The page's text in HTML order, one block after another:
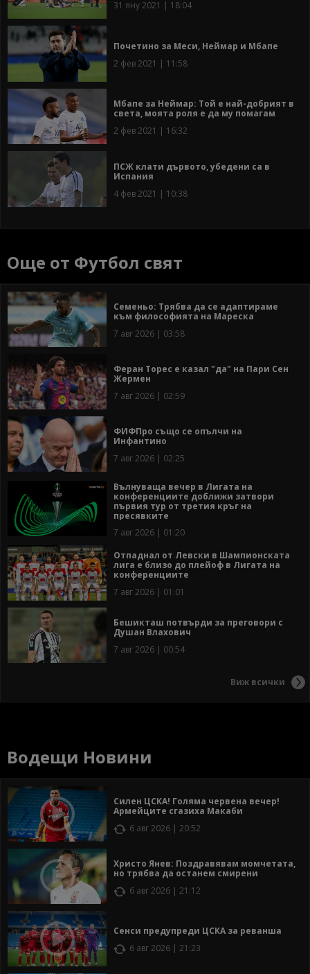
31 яну 2021 | 18:04
Почетино за Меси, Неймар и Мбапе
2 фев 2021 | 11:58
Мбапе за Неймар: Той е най-добрият в
света, моята роля е да му помагам
2 фев 2021 | 16:32
ПСЖ клати дървото, убедени са в
Испания
4 фев 2021 | 10:38
Още от Футбол свят
Семеньо: Трябва да се адаптираме
към философията на Мареска
7 авг 2026 | 03:58
Феран Торес е казал "да" на Пари Сен
Жермен
7 авг 2026 | 02:59
ФИФПро също се опълчи на
Инфантино
7 авг 2026 | 02:25
Вълнуваща вечер в Лигата на
конференциите доближи затвори
първия тур от третия кръг на
пресявките
7 авг 2026 | 01:20
Отпаднал от Левски в Шампионската
лига е близо до плейоф в Лигата на
конференциите
7 авг 2026 | 01:01
Бешикташ потвърди за преговори с
Душан Влахович
7 авг 2026 | 00:54
Виж всички
Водещи Новини
Силен ЦСКА! Голяма червена вечер!
Армейците сгазиха Макаби
6 авг 2026 | 20:52
Христо Янев: Поздравявам момчетата,
но трябва да останем смирени
6 авг 2026 | 21:12
Сенси предупреди ЦСКА за реванша
6 авг 2026 | 21:23